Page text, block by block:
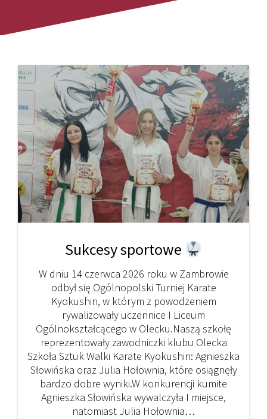
Sukcesy sportowe
W dniu 14 czerwca 2026 roku w Zambrowie
odbył się Ogólnopolski Turniej Karate
Kyokushin, w którym z powodzeniem
rywalizowały uczennice I Liceum
Ogólnokształcącego w Olecku.Naszą szkołę
reprezentowały zawodniczki klubu Olecka
Szkoła Sztuk Walki Karate Kyokushin: Agnieszka
Słowińska oraz Julia Hołownia, które osiągnęły
bardzo dobre wyniki.W konkurencji kumite
Agnieszka Słowińska wywalczyła I miejsce,
natomiast Julia Hołownia…